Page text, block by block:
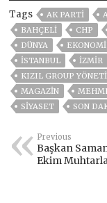
Tags AK PARTİ
BAHÇELİ
CHP
DÜNYA
EKONOMİ
ISTANBUL
İZMIR
KIZIL GROUP
MAGAZİN
SİYASET
SON
Previous
Başkan
Ekim